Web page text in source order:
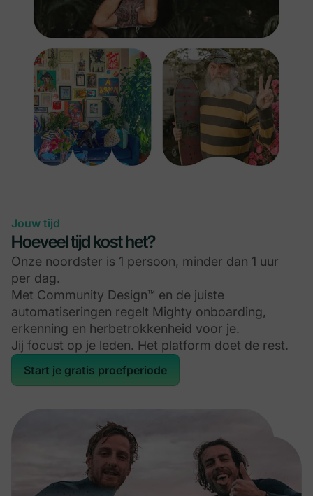
Jouw tijd
Hoeveel tijd kost het?
Onze noordster is 1 persoon, minder dan 1 uur
per dag.
Met Community Design™ en de juiste
automatiseringen regelt Mighty onboarding,
erkenning en herbetrokkenheid voor je.
Jij focust op je leden. Het platform doet de rest.
Start je gratis proefperiode